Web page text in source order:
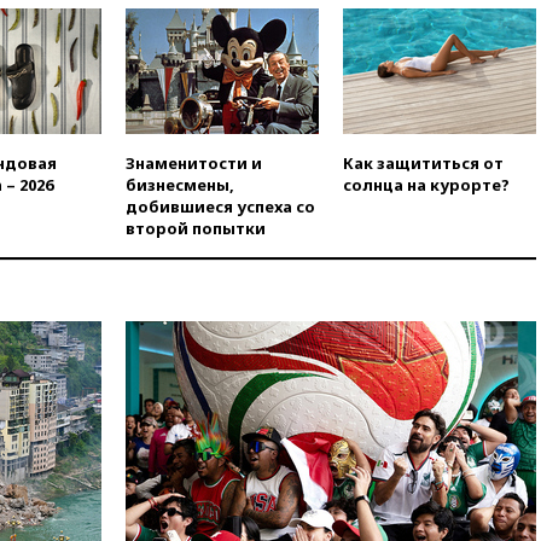
историка Артема Кирпиченка
арестовали в Израиле
вчера, 23:23«Спартак»
разгромил «Оренбург» в
Кубке России
вчера, 23:00 Пост Дмитриева в
X о миграционном кризисе в
Сеуте набрал миллион
производства телевизоров в
РФ
вчера, 22:35Семь грузовых
вагонов сошли с рельсов в
Оренбургской области
вчера, 22:22Минфин: в июле
выросли нефтегазовые
доходы российского бюджета
2026
Знаменитости и
бизнесмены,
добившиеся успеха со
второй попытки
Как защититься от
солнца на курорте?